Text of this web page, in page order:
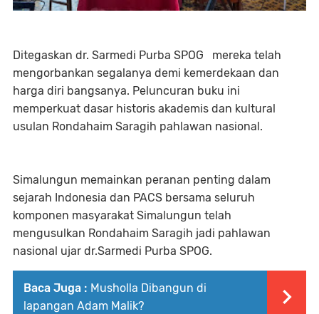
Ditegaskan dr. Sarmedi Purba SPOG mereka telah
mengorbankan segalanya demi kemerdekaan dan
harga diri bangsanya. Peluncuran buku ini
memperkuat dasar historis akademis dan kultural
usulan Rondahaim Saragih pahlawan nasional.
Simalungun memainkan peranan penting dalam
sejarah Indonesia dan PACS bersama seluruh
komponen masyarakat Simalungun telah
mengusulkan Rondahaim Saragih jadi pahlawan
nasional ujar dr.Sarmedi Purba SPOG.
Baca Juga : Musholla Dibangun di
lapangan Adam Malik?